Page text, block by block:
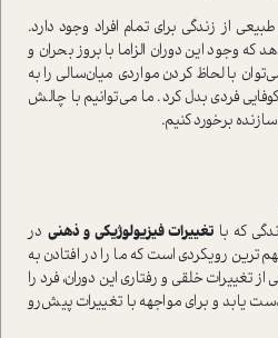
از زندگی برای تمام افراد وجود دارد.
وجود این دوران الزاما با بروز بحران و
با لحاظ کردن مواردی میان‌سالی را به
فردی بدل کرد. ما می‌توانیم با چالش
برخورد کنیم.
که با تغییرات فیزیولوژیکی و ذهنی در
رویکردی است که ما را در افتادن به
تغییرات خلقی و رفتاری این دوران، فرد را
یابد و برای مواجهه با تغییرات پیش‌رو